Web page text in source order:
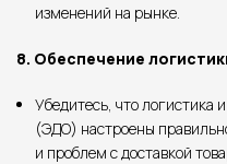
изменений на рынке.
8. Обеспечение
Убедитесь, что логистика
(ЭДО) настроены
и проблем с доставкой